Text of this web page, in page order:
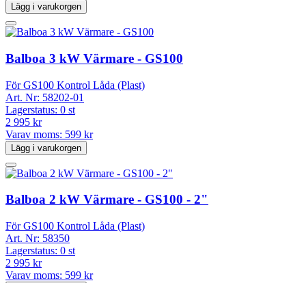
Lägg i varukorgen
Balboa 3 kW Värmare - GS100
För GS100 Kontrol Låda (Plast)
Art. Nr: 58202-01
Lagerstatus: 0 st
2 995 kr
Varav moms: 599 kr
Lägg i varukorgen
Balboa 2 kW Värmare - GS100 - 2"
För GS100 Kontrol Låda (Plast)
Art. Nr: 58350
Lagerstatus: 0 st
2 995 kr
Varav moms: 599 kr